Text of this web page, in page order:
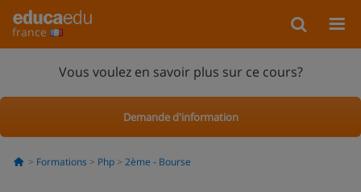
france
Vous voulez en savoir plus sur ce cours?
Demande d'information
Formations Php 2ème - Bourse